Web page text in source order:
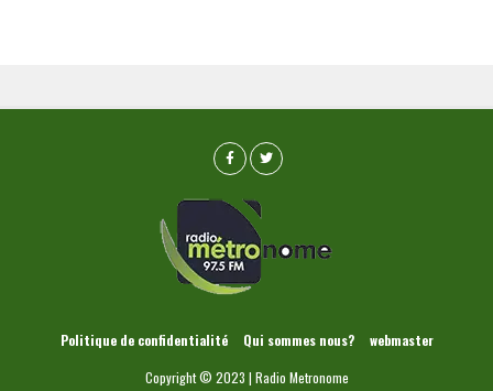
Politique de confidentialité Qui sommes nous?
webmaster
Copyright © 2023 | Radio Metronome